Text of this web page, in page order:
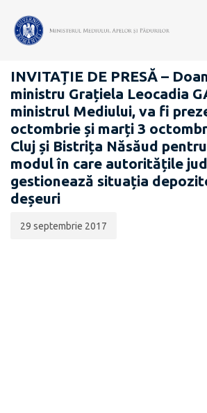
COMUNICATE DE PRESĂ
INVITAȚIE DE PRESĂ –
ministru Grațiela Leocadia
ministrul Mediului, va fi
octombrie și marți 3
Cluj și Bistrița Năsăud
modul în care autoritățile
gestionează situația
deșeuri
publicării:
29 septembrie 2017